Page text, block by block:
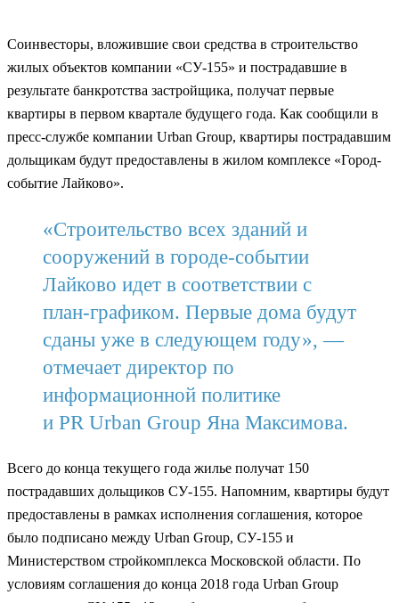
Соинвесторы, вложившие свои средства в строительство
жилых объектов компании «СУ-155» и пострадавшие в
результате банкротства застройщика, получат первые
квартиры в первом квартале будущего года. Как сообщили в
пресс-службе компании Urban Group, квартиры пострадавшим
дольщикам будут предоставлены в жилом комплексе «Город-
событие Лайково».
«Строительство всех зданий и
сооружений в городе-событии
Лайково идет в соответствии с
план-графиком. Первые дома будут
сданы уже в следующем году», —
отмечает директор по
информационной политике
и PR Urban Group Яна Максимова.
Всего до конца текущего года жилье получат 150
пострадавших дольщиков СУ-155. Напомним, квартиры будут
предоставлены в рамках исполнения соглашения, которое
было подписано между Urban Group, СУ-155 и
Министерством стройкомплекса Московской области. По
условиям соглашения до конца 2018 года Urban Group